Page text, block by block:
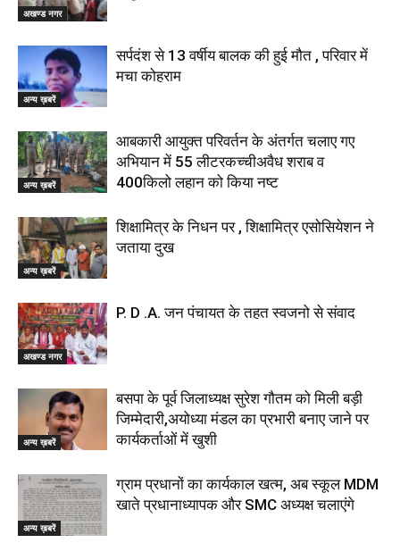
अखण्ड नगर
अन्य ख़बरें
सर्पदंश से 13 वर्षीय बालक की हुई मौत , परिवार में
मचा कोहराम
अन्य ख़बरें
आबकारी आयुक्त परिवर्तन के अंतर्गत चलाए गए
अभियान में 55 लीटरकच्चीअवैध शराब व
400किलो लहान को किया नष्ट
अन्य ख़बरें
शिक्षामित्र के निधन पर , शिक्षामित्र एसोसियेशन ने
जताया दुख
अखण्ड नगर
P. D .A. जन पंचायत के तहत स्वजनो से संवाद
अन्य ख़बरें
बसपा के पूर्व जिलाध्यक्ष सुरेश गौतम को मिली बड़ी
जिम्मेदारी,अयोध्या मंडल का प्रभारी बनाए जाने पर
कार्यकर्ताओं में खुशी
अन्य ख़बरें
ग्राम प्रधानों का कार्यकाल खत्म, अब स्कूल MDM
खाते प्रधानाध्यापक और SMC अध्यक्ष चलाएंगे